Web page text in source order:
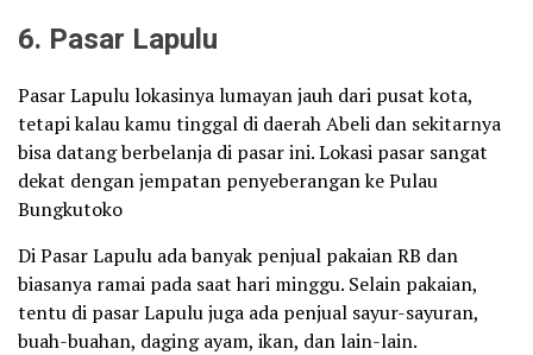
6. Pasar Lapulu
Pasar Lapulu lokasinya lumayan jauh dari pusat kota,
tetapi kalau kamu tinggal di daerah Abeli dan sekitarnya
bisa datang berbelanja di pasar ini. Lokasi pasar sangat
dekat dengan jempatan penyeberangan ke Pulau
Bungkutoko
Di Pasar Lapulu ada banyak penjual pakaian RB dan
biasanya ramai pada saat hari minggu. Selain pakaian,
tentu di pasar Lapulu juga ada penjual sayur-sayuran,
buah-buahan, daging ayam, ikan, dan lain-lain.